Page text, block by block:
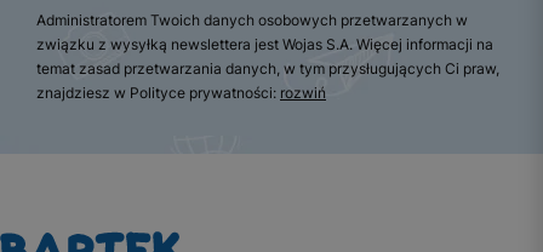
Administratorem Twoich danych osobowych przetwarzanych w
związku z wysyłką newslettera jest Wojas S.A. Więcej informacji na
temat zasad przetwarzania danych, w tym przysługujących Ci praw,
znajdziesz w Polityce prywatności: rozwiń